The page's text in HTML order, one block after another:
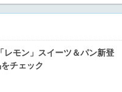
レモン」スイーツ＆パン新登
チェック